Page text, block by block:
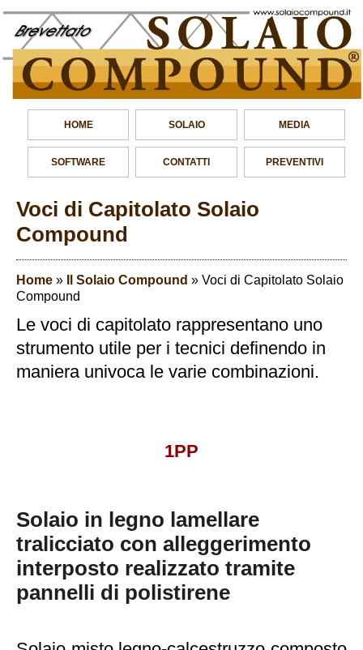
HOME SOLAIO MEDIA
SOFTWARE CONTATTI PREVENTIVI
Voci di Capitolato Solaio
Compound
Home » Il Solaio Compound » Voci di Capitolato Solaio
Compound
Le voci di capitolato rappresentano uno
strumento utile per i tecnici definendo in
maniera univoca le varie combinazioni.
1PP
Solaio in legno lamellare
tralicciato con alleggerimento
interposto realizzato tramite
pannelli di polistirene